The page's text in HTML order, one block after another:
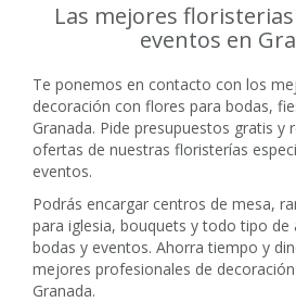
Las mejores
eventos en
Te ponemos en contacto con los
decoración con flores para bodas,
Granada. Pide presupuestos gratis y
ofertas de nuestras floristerías
eventos.
Podrás encargar centros de mesa,
para iglesia, bouquets y todo tipo de
bodas y eventos. Ahorra tiempo y
mejores profesionales de
Granada.